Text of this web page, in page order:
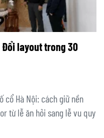
layout trong 30
cổ Hà Nội: cách giữ nền
từ lễ ăn hỏi sang lễ vu quy